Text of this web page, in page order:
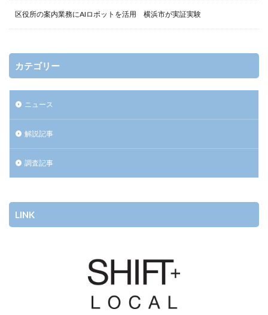
区役所の案内業務にAIロボットを活用 横浜市が実証実験
カテゴリー
ニュース
解説記事
調査記事
LINK